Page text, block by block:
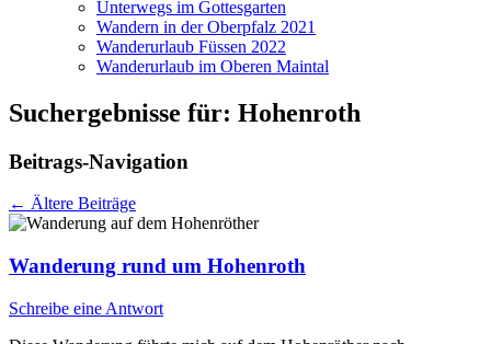
Unterwegs im Gottesgarten
Wandern in der Oberpfalz 2021
Wanderurlaub Füssen 2022
Wanderurlaub im Oberen Maintal
Suchergebnisse für: Hohenroth
Beitrags-Navigation
← Ältere Beiträge
Wanderung rund um Hohenroth
Schreibe eine Antwort